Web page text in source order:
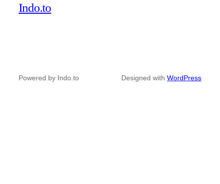
Indo.to
Powered by Indo.to Designed with WordPress